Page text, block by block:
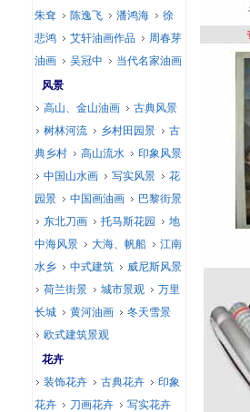
朱耷
陈逸飞 潘鸿海
徐
悲鸿
艾轩油画作品
周春芽
油画
吴冠中
当代名家油画
风景
高山、金山油画
古典风景
树林河流
乡村田园景
古
典乡村
高山流水
印象风景
中国山水画
写实风景
花
园景
中国画油画
巴黎街景
东北刀画
托马斯花园
地
中海风景
大海、帆船
江南
水乡
中式建筑
威尼斯风景
荷兰街景
城市景观
万里
长城
黄河油画
冬天雪景
欧式建筑景观
花卉
装饰花卉
古典花卉
印象
花卉
刀画花卉
写实花卉